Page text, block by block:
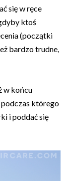
się w ręce
ktoś
(początki
bardzo trudne,
w końcu
podczas którego
i poddać się